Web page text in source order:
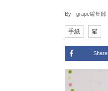
By - grape編集部
手紙 猫
Share